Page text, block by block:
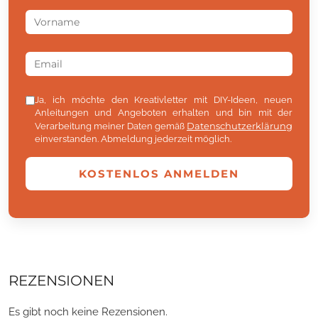
Ja, ich möchte den Kreativletter mit DIY-Ideen, neuen
Anleitungen und Angeboten erhalten und bin mit der
Verarbeitung meiner Daten gemäß Datenschutzerklärung
einverstanden. Abmeldung jederzeit möglich.
KOSTENLOS ANMELDEN
REZENSIONEN
Es gibt noch keine Rezensionen.